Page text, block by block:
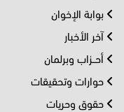
بوابة الإخوان
آخر الأخبار
أحــزاب وبرلمان
حوارات وتحقيقات
حقوق وحريات